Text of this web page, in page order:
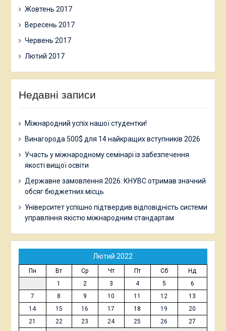
Жовтень 2017
Вересень 2017
Червень 2017
Лютий 2017
Недавні записи
Міжнародний успіх нашої студентки!
Винагорода 500$ для 14 найкращих вступників 2026
Участь у міжнародному семінарі із забезпечення
якості вищої освіти
Державне замовлення 2026: КНУВС отримав значний
обсяг бюджетних місць
Університет успішно підтвердив відповідність системи
управління якістю міжнародним стандартам
Лютий 2022
Пн Вт Ср Чт Пт Сб
Нд
1
2 3 4 5
6
7
8 9 10 11 12
13
14
15 16 17 18 19
20
21
22 23 24 25 26
27